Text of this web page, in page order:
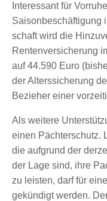
Interessant für
Saisonbeschäftigung
schaft wird die
Rentenversicherung
auf 44.590 Euro
der Alterssicherung
Bezieher einer
Als weitere
einen Pächterschutz.
die aufgrund der
der Lage sind, ihre
zu leisten, darf für
gekündigt werden.